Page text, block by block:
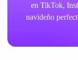
en TikTok,
navideño